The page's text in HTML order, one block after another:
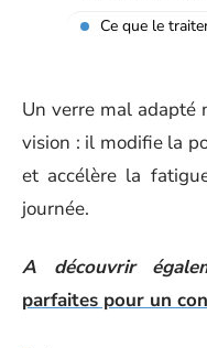
Ce que le
Un verre mal adapté
vision : il modifie la
et accélère la
journée.
A découvrir
parfaites pour un